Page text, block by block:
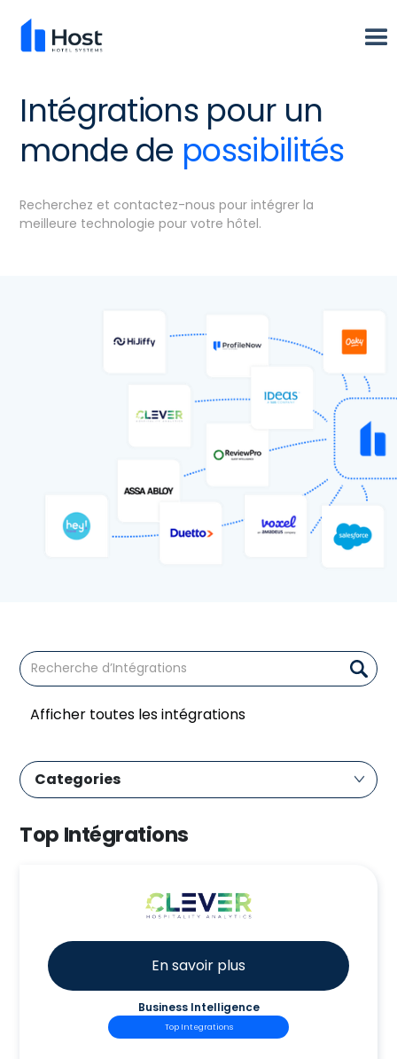
Intégrations pour un
monde de possibilités
Recherchez et contactez-nous pour intégrer la
meilleure technologie pour votre hôtel.
Afficher toutes les intégrations
Categories
Top Intégrations
En savoir plus
Business Intelligence
Top Integrations